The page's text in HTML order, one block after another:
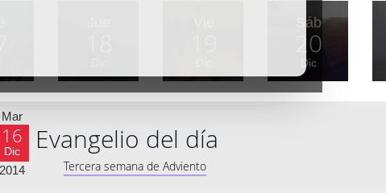
Sáb
20
Dic
Mar
16
Dic
2014
Evangelio del día
Tercera semana de Adviento